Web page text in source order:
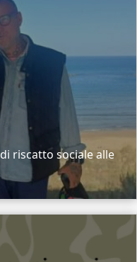
riscatto sociale alle